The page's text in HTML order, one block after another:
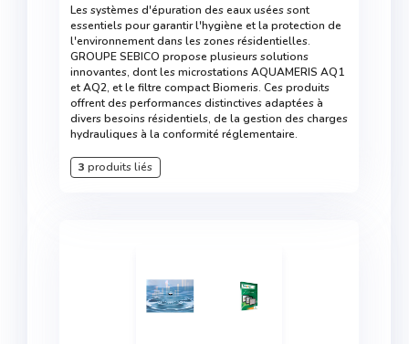
Les systèmes d'épuration des eaux usées sont
essentiels pour garantir l'hygiène et la protection de
l'environnement dans les zones résidentielles.
GROUPE SEBICO propose plusieurs solutions
innovantes, dont les microstations AQUAMERIS AQ1
et AQ2, et le filtre compact Biomeris. Ces produits
offrent des performances distinctives adaptées à
divers besoins résidentiels, de la gestion des charges
hydrauliques à la conformité réglementaire.
3 produits liés